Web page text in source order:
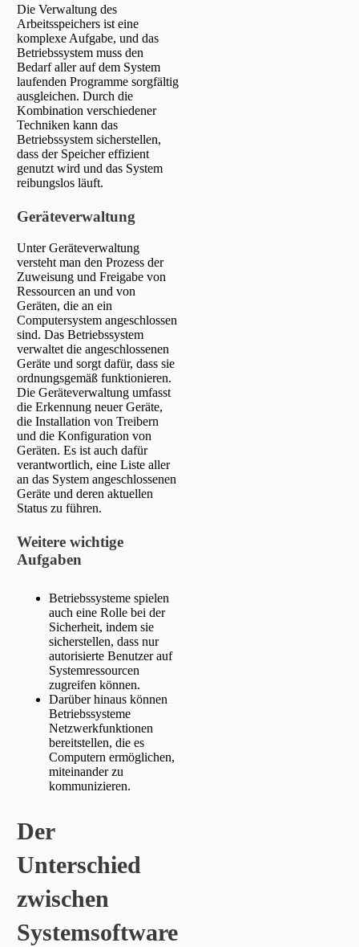
Die Verwaltung des
Arbeitsspeichers ist eine
komplexe Aufgabe, und das
Betriebssystem muss den
Bedarf aller auf dem System
laufenden Programme sorgfältig
ausgleichen. Durch die
Kombination verschiedener
Techniken kann das
Betriebssystem sicherstellen,
dass der Speicher effizient
genutzt wird und das System
reibungslos läuft.
Geräteverwaltung
Unter Geräteverwaltung
versteht man den Prozess der
Zuweisung und Freigabe von
Ressourcen an und von
Geräten, die an ein
Computersystem angeschlossen
sind. Das Betriebssystem
verwaltet die angeschlossenen
Geräte und sorgt dafür, dass sie
ordnungsgemäß funktionieren.
Die Geräteverwaltung umfasst
die Erkennung neuer Geräte,
die Installation von Treibern
und die Konfiguration von
Geräten. Es ist auch dafür
verantwortlich, eine Liste aller
an das System angeschlossenen
Geräte und deren aktuellen
Status zu führen.
Weitere wichtige
Aufgaben
Betriebssysteme spielen
auch eine Rolle bei der
Sicherheit, indem sie
sicherstellen, dass nur
autorisierte Benutzer auf
Systemressourcen
zugreifen können.
Darüber hinaus können
Betriebssysteme
Netzwerkfunktionen
bereitstellen, die es
Computern ermöglichen,
miteinander zu
kommunizieren.
Der
Unterschied
zwischen
Systemsoftware